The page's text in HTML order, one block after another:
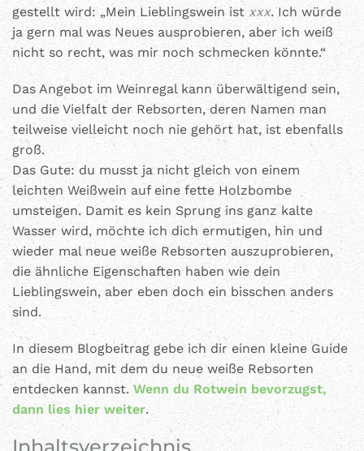
gestellt wird: „Mein Lieblingswein ist xxx. Ich würde
ja gern mal was Neues ausprobieren, aber ich weiß
nicht so recht, was mir noch schmecken könnte.“
Das Angebot im Weinregal kann überwältigend sein,
und die Vielfalt der Rebsorten, deren Namen man
teilweise vielleicht noch nie gehört hat, ist ebenfalls
groß.
Das Gute: du musst ja nicht gleich von einem
leichten Weißwein auf eine fette Holzbombe
umsteigen. Damit es kein Sprung ins ganz kalte
Wasser wird, möchte ich dich ermutigen, hin und
wieder mal neue weiße Rebsorten auszuprobieren,
die ähnliche Eigenschaften haben wie dein
Lieblingswein, aber eben doch ein bisschen anders
sind.
In diesem Blogbeitrag gebe ich dir einen kleine Guide
an die Hand, mit dem du neue weiße Rebsorten
entdecken kannst. Wenn du Rotwein bevorzugst,
dann lies hier weiter.
Inhaltsverzeichnis